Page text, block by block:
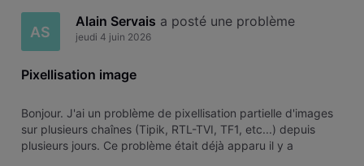
AS
Alain Servais a posté une problème
jeudi 4 juin 2026
Pixellisation image
Bonjour. J'ai un problème de pixellisation partielle d'images
sur plusieurs chaînes (Tipik, RTL-TVI, TF1, etc...) depuis
plusieurs jours. Ce problème était déjà apparu il y a